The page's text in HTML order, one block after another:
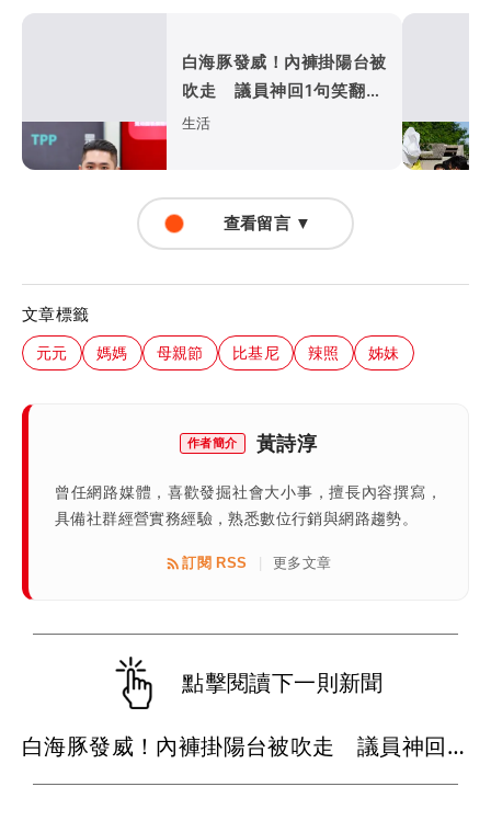
白海豚發威！內褲掛陽台被
吹走 議員神回1句笑翻10
萬人
生活
查看留言 ▼
文章標籤
元元 媽媽 母親節 比基尼 辣照 姊妹
作者簡介 黃詩淳
曾任網路媒體，喜歡發掘社會大小事，擅長內容撰寫，
具備社群經營實務經驗，熟悉數位行銷與網路趨勢。
訂閱 RSS 更多文章
點擊閱讀下一則新聞
白海豚發威！內褲掛陽台被吹走 議員神回1句笑翻10萬人